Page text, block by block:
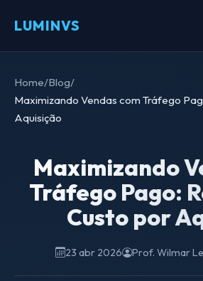
LUMINVS
Home/Blog/
Maximizando Vendas com Tráfego
Aquisição
Maximizando
Tráfego Pago:
Custo por
23 abr 2026 Prof. Wilmar